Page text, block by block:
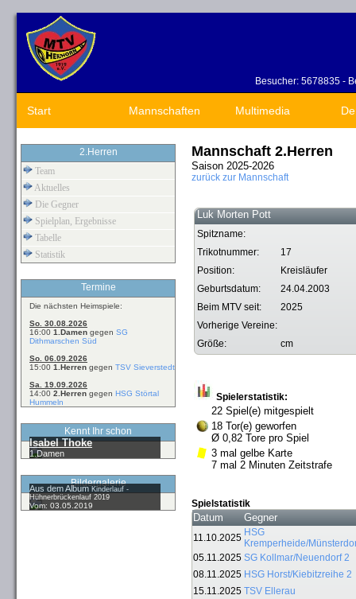
Besucher: 5678835 -
Start Mannschaften Multimedia
2.Herren
Team
Aktuelles
Die Gegner
Spielplan, Ergebnisse
Tabelle
Statistik
Termine
Die nächsten Heimspiele:
So. 30.08.2026
16:00 1.Damen gegen SG
Dithmarschen Süd
So. 06.09.2026
15:00 1.Herren gegen TSV Sieverstedt
Sa. 19.09.2026
14:00 2.Herren gegen HSG Störtal
Hummeln
Kennt Ihr schon
Isabel Thoke
1.Damen
Bildergalerie
Aus dem AlbumKinderlauf -
Hühnerbrückenlauf 2019
Vom: 03.05.2019
Mannschaft 2.Herren
Saison 2025-2026
zurück zur Mannschaft
Luk Morten Pott
Spitzname:
Trikotnummer:
17
Position:
Kreisläufer
Geburtsdatum:
24.04.2003
Beim MTV seit:
2025
Vorherige Vereine:
Größe:
cm
Spielerstatistik:
22 Spiel(e) mitgespielt
18 Tor(e) geworfen
Ø 0,82 Tore pro Spiel
3 mal gelbe Karte
7 mal 2 Minuten Zeitstrafe
Spielstatistik
Datum Gegner
11.10.2025 HSG
Kremperheide/
05.11.2025 SG Kollmar/Neuendorf 2
08.11.2025 HSG Horst/Kiebitzreihe 2
15.11.2025 TSV Ellerau